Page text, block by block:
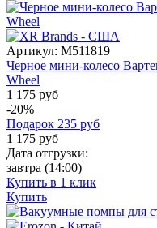
Артикул: M511819
Черное мини-колесо
Wheel
1 175 руб
-20%
Подарок 235 руб
1 175 руб
Дата отгрузки:
завтра (14:00)
Купить в 1 клик
Купить